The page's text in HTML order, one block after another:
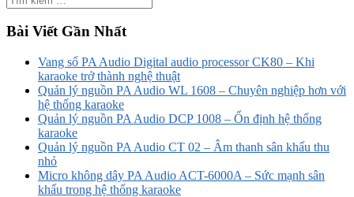
Bài Viết Gần Nhất
Vang số PA Audio Digital audio processor CK80 – Khi
karaoke trở thành nghệ thuật
Quản lý nguồn PA Audio WL 1608 – Chuyên nghiệp hơn với
hệ thống karaoke
Quản lý nguồn PA Audio DCP 1008 – Ổn định hệ thống
karaoke
Quản lý nguồn PA Audio CT 02 – Âm thanh sân khấu thu
nhỏ
Micro không dây PA Audio ACT-6000A – Sức mạnh sân
khấu trong hệ thống karaoke